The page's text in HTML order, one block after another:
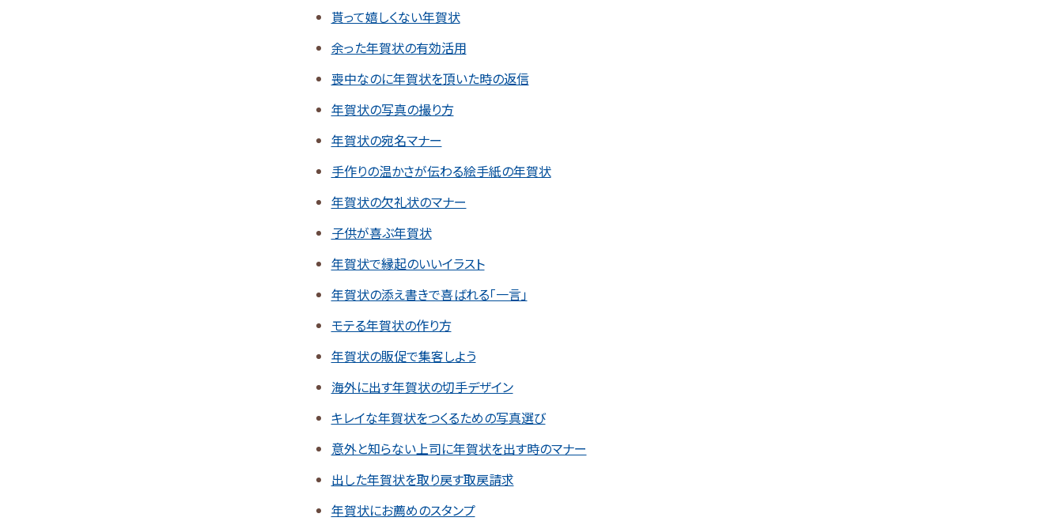
貰って嬉しくない年賀状
余った年賀状の有効活用
喪中なのに年賀状を頂いた時の返信
年賀状の写真の撮り方
年賀状の宛名マナー
手作りの温かさが伝わる絵手紙の年賀状
年賀状の欠礼状のマナー
子供が喜ぶ年賀状
年賀状で縁起のいいイラスト
年賀状の添え書きで喜ばれる「一言」
モテる年賀状の作り方
年賀状の販促で集客しよう
海外に出す年賀状の切手デザイン
キレイな年賀状をつくるための写真選び
意外と知らない上司に年賀状を出す時のマナー
出した年賀状を取り戻す取戻請求
年賀状にお薦めのスタンプ